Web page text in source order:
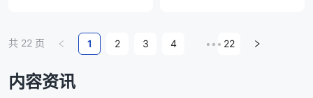
共 22 页 1 2 3 4 ••• 22
内容资讯